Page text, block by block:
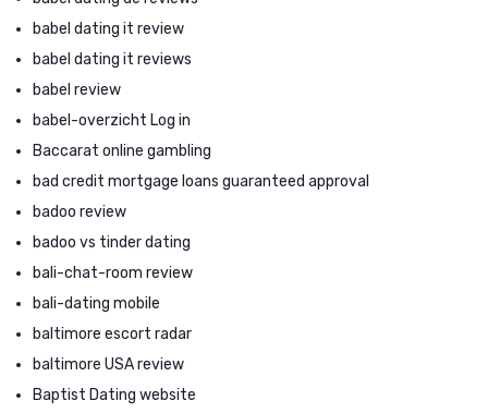
babel dating it review
babel dating it reviews
babel review
babel-overzicht Log in
Baccarat online gambling
bad credit mortgage loans guaranteed approval
badoo review
badoo vs tinder dating
bali-chat-room review
bali-dating mobile
baltimore escort radar
baltimore USA review
Baptist Dating website